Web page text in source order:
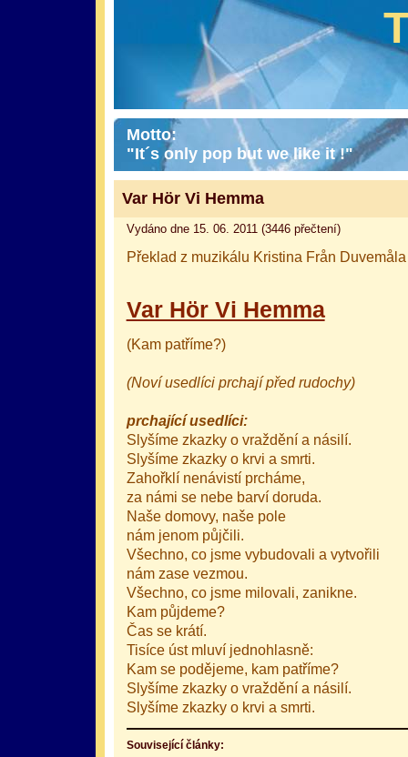
Motto:
"It´s only pop but we like it !"
Var Hör Vi Hemma
Vydáno dne 15. 06. 2011 (3446 přečtení)
Překlad z muzikálu Kristina Från
Var Hör Vi Hemma
(Kam patříme?)
(Noví usedlíci prchají před rudochy)
prchající usedlíci:
Slyšíme zkazky o vraždění a násilí.
Slyšíme zkazky o krvi a smrti.
Zahořklí nenávistí prcháme,
za námi se nebe barví doruda.
Naše domovy, naše pole
nám jenom půjčili.
Všechno, co jsme vybudovali a vytvořili
nám zase vezmou.
Všechno, co jsme milovali, zanikne.
Kam půjdeme?
Čas se krátí.
Tisíce úst mluví jednohlasně:
Kam se podějeme, kam patříme?
Slyšíme zkazky o vraždění a násilí.
Slyšíme zkazky o krvi a smrti.
Související články: